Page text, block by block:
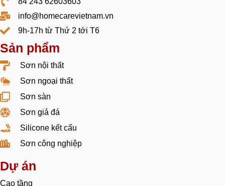
info@homecarevietnam.vn
9h-17h từ Thứ 2 tới T6
Sản phẩm
Sơn nội thất
Sơn ngoại thất
Sơn sàn
Sơn giả đá
Silicone kết cấu
Sơn công nghiệp
Dự án
Cao tầng